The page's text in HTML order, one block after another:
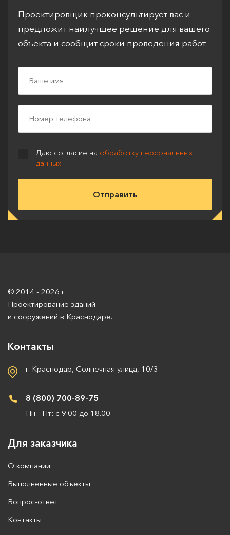
Проектировщик проконсультирует вас и
предложит наилучшее решение для вашего
объекта и сообщит сроки проведения работ.
Даю согласие на обработку персональных
данных
Для заказчика
О компании
Выполненные объекты
Вопрос-ответ
Контакты
© 2014 - 2026 г.
Проектирование зданий
и сооружений в Краснодаре.
Контакты
г. Краснодар, Солнечная улица, 10/3
8 (800) 700-89-75
Пн - Пт: с 9.00 до 18.00